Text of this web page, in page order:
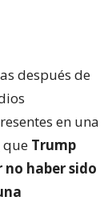
después de
en una
que Trump
haber sido